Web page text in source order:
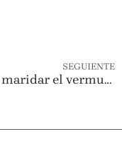
SEGUIENTE
Como maridar el vermut con frutos secos y patés de oliva artesanos